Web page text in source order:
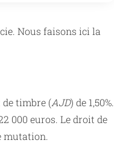
Nous faisons ici la
de timbre (AJD) de 1,50%.
000 euros. Le droit de
mutation.